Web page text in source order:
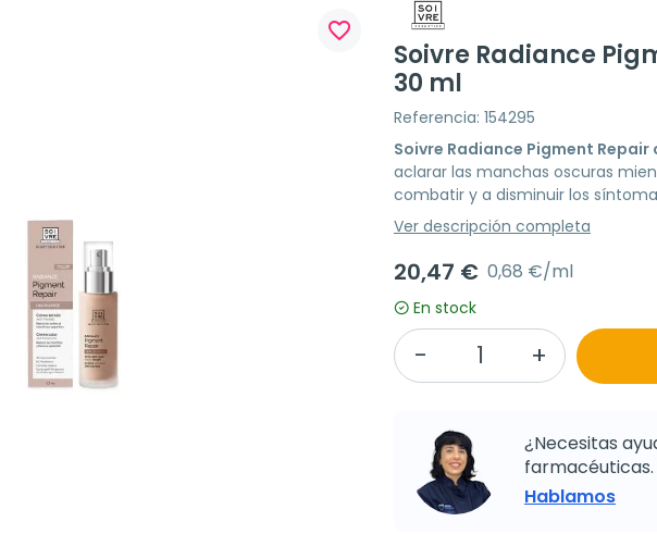
favorite_border
Soivre Radiance
30 ml
Referencia: 154295
Soivre Radiance Pigment
aclarar las manchas oscuras
combatir y a disminuir los
Ver descripción completa
20,47 € 0,68 €/ml
En stock
¿Necesitas
farmacéuticas.
Hablamos